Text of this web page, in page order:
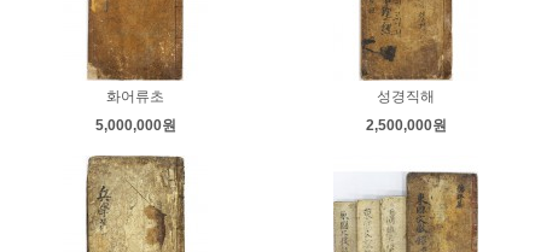
화어류초
5,000,000원
성경직해
2,500,000원